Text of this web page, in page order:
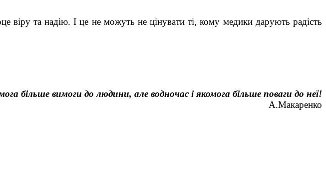
та надію. І це не можуть не цінувати ті, кому медики дарують радість
більше вимоги до людини, але водночас і якомога більше поваги до неї!
А.Макаренко